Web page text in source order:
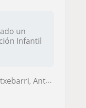
un
Infantil
Esteban-Etxebar...